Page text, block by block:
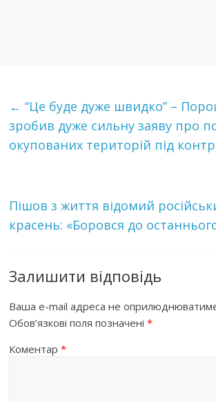
← “Це буде дуже швидко” –
зробив дуже сильну заяву про
окупованих територій під
Пішов з життя відомий
красень: «Боровся до
Залишити відповідь
Ваша e-mail адреса не
Обов’язкові поля позначені*
Коментар*